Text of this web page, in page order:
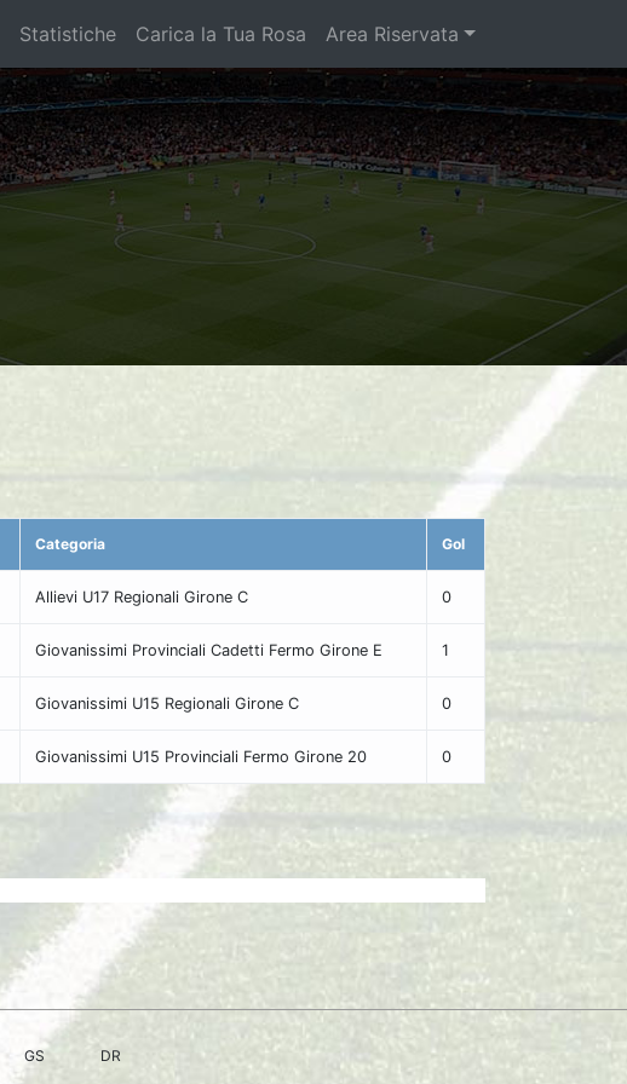
Statistiche Carica la Tua Rosa Area Riservata
Categoria Gol
Allievi U17 Regionali Girone C 0
Giovanissimi Provinciali Cadetti Fermo Girone E 1
Giovanissimi U15 Regionali Girone C 0
Giovanissimi U15 Provinciali Fermo Girone 20 0
GS DR